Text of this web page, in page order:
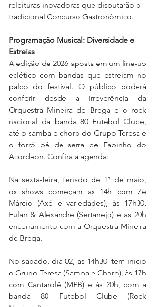
releituras inovadoras que disputarão o
tradicional Concurso Gastronômico.
Programação Musical: Diversidade e
Estreias
A edição de 2026 aposta em um line-up
eclético com bandas que estreiam no
palco do festival. O público poderá
conferir desde a irreverência da
Orquestra Mineira de Brega e o rock
nacional da banda 80 Futebol Clube,
até o samba e choro do Grupo Teresa e
o forró pé de serra de Fabinho do
Acordeon. Confira a agenda:
Na sexta-feira, feriado de 1º de maio,
os shows começam as 14h com Zé
Márcio (Axé e variedades), às 17h30,
Eulan & Alexandre (Sertanejo) e as 20h
encerramento com a Orquestra Mineira
de Brega.
No sábado, dia 02, às 14h30, tem início
o Grupo Teresa (Samba e Choro), às 17h
com Cantarolê (MPB) e às 20h, com a
banda 80 Futebol Clube (Rock